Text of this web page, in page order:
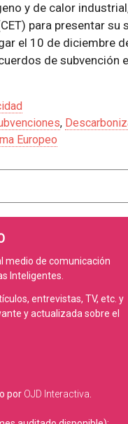
y de calor
para presentar
el 10 de diciembre
de subvención
,
Europeo
medio de comunicación
Inteligentes.
entrevistas, TV, etc. y
y actualizada sobre el
por OJD Interactiva